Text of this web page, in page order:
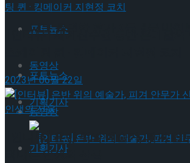
포토뉴스
동영상
기획기사
나는 특별한 휴가 <동대문 바이
포토뉴스
동영상
기획기사
[인터뷰] 세계선수권 동반 은메달의
2023년 06월 22일
[인터뷰] 은반 위의 예술가, 피겨 안
려내는 인생의 선율